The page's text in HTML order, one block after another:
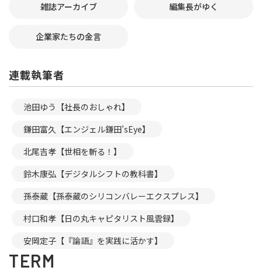
雑誌アーカイブ 編集長がゆく
企業家たちの金言
連載執筆者
池田ゆう【社長のおしゃれ】
鎌田富久【エンジェル鎌田’sEye】
北尾吉孝【世相を斬る！】
鈴木康弘【デジタルシフトの教科書】
孫泰蔵【孫泰蔵のシリコンバレーエクスプレス】
村口和孝【日の丸キャピタリスト風雲録】
安岡定子【『論語』を実践に活かす】
TERM